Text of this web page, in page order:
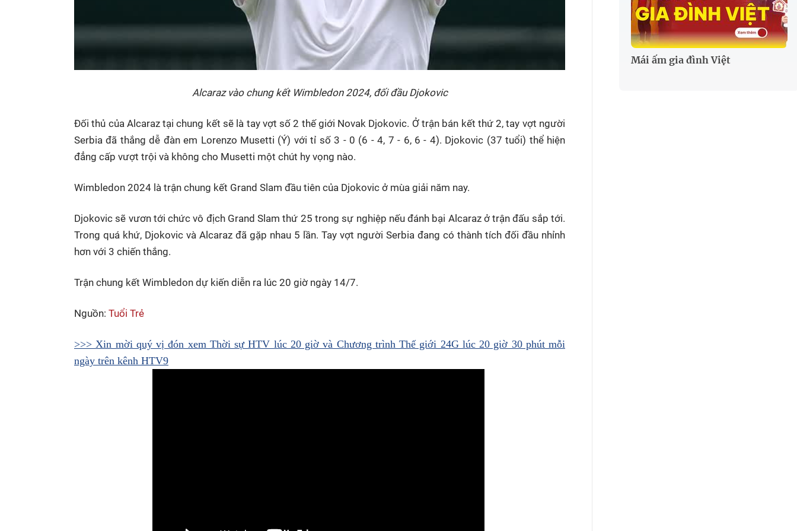
Alcaraz vào chung kết Wimbledon 2024, đối đầu Djokovic
Đối thủ của Alcaraz tại chung kết sẽ là tay vợt số 2 thế giới Novak Djokovic. Ở trận bán kết thứ 2, tay vợt người
Serbia đã thắng dễ đàn em Lorenzo Musetti (Ý) với tỉ số 3 - 0 (6 - 4, 7 - 6, 6 - 4). Djokovic (37 tuổi) thể hiện
đẳng cấp vượt trội và không cho Musetti một chút hy vọng nào.
Wimbledon 2024 là trận chung kết Grand Slam đầu tiên của Djokovic ở mùa giải năm nay.
Djokovic sẽ vươn tới chức vô địch Grand Slam thứ 25 trong sự nghiệp nếu đánh bại Alcaraz ở trận đấu sắp tới.
Trong quá khứ, Djokovic và Alcaraz đã gặp nhau 5 lần. Tay vợt người Serbia đang có thành tích đối đầu nhỉnh
hơn với 3 chiến thắng.
Trận chung kết Wimbledon dự kiến diễn ra lúc 20 giờ ngày 14/7.
Nguồn: Tuổi Trẻ
>>> Xin mời quý vị đón xem Thời sự HTV lúc 20 giờ và Chương trình Thế giới 24G lúc 20 giờ 30 phút mỗi
ngày trên kênh HTV9
Mái ấm gia đình Việt